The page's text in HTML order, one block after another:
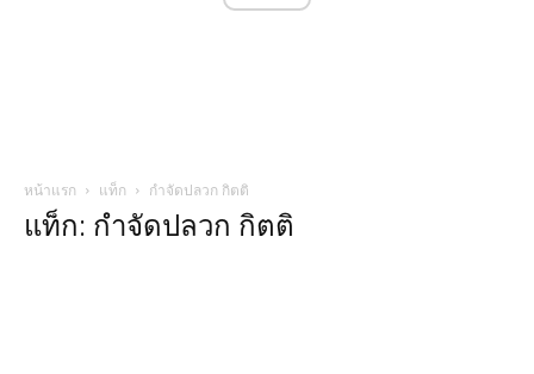
หน้าแรก แท็ก กําจัดปลวก กิตติ
แท็ก: กําจัดปลวก กิตติ